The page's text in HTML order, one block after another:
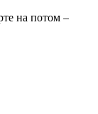
на потом –